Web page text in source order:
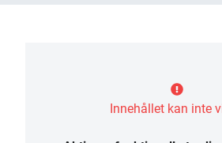
Innehållet kan inte